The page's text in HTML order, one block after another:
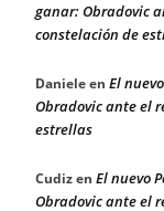
ganar: Obradovic
constelación de
Danieleen El
Obradovic ante el
estrellas
Cudizen El nuevo
Obradovic ante el